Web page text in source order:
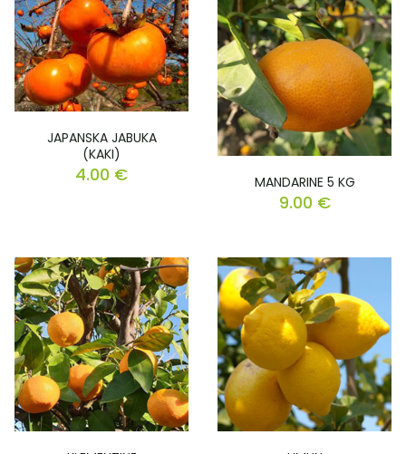
JAPANSKA JABUKA
(KAKI)
4.00 € MANDARINE 5 KG
9.00 €